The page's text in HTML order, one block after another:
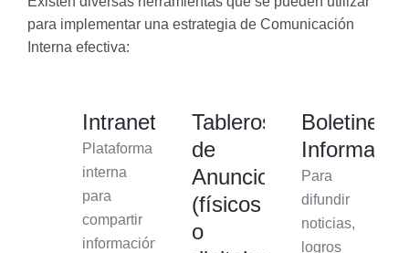
para implementar una estrategia de Comunicación
Interna efectiva:
Intranet
Plataforma
interna
para
compartir
información,
Tableros
de
Anuncios
(físicos
o
Boletines
Para
difundir
noticias,
logros